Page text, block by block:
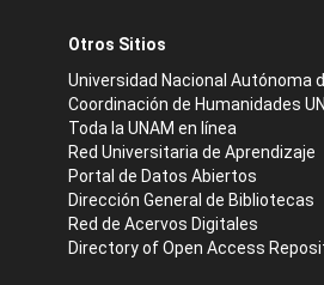
Otros Sitios
Universidad Nacional Autónoma
Coordinación de Humanidades
Toda la UNAM en línea
Red Universitaria de Aprendizaje
Portal de Datos Abiertos
Dirección General de Bibliotecas
Red de Acervos Digitales
Directory of Open Access